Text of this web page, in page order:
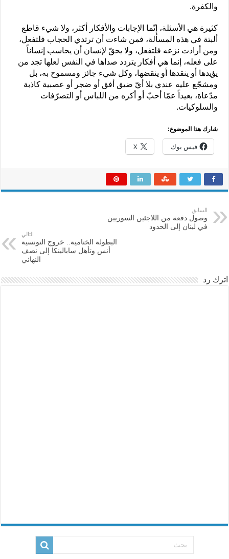
والكفرة.
كثيرة هي الأسئلة، إنّما الإجابات والأفكار أكثر، ولا شيء قاطع
ألبتة في هذه المسألة، فمن شاءت أن ترتدي الحجاب فلتفعل،
ومن أرادت نزعه فلتفعل، ولا يحقّ لإنسان أن يحاسب إنساناً
على فعله، إنما هي أفكار يتردد صداها في النفس لعلها تجد من
يؤيدها أو ينقدها أو ينقضها، وكل شيء جائز ومسموح به، بل
ومشجّع عليه عندي بلا أيّ ضيق أفق أو ضجر أو عصبية كاذبة
مدّعاة، بعيداً عمّا أحبّ أو أكره من اللباس أو التصرّفات
والسلوكيات.
شارك هذا الموضوع:
فيس بوك X
السابق
وصول دفعة من اللاجئين السوريين
في لبنان إلى الحدود
التالي
البطولة الختامية.. خروج التونسية
أنس وتأهل سابالينكا إلى نصف
النهائي
اترك رد